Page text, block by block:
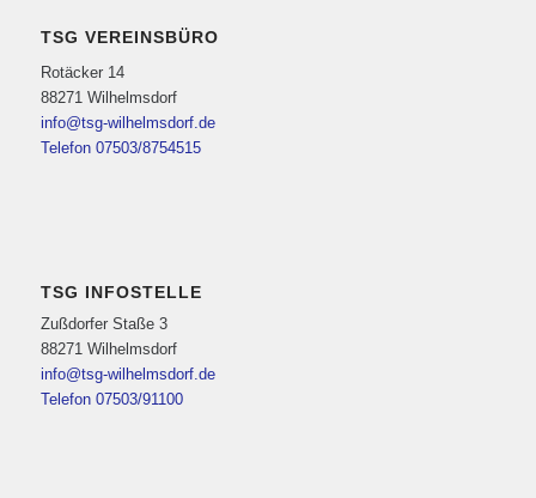
TSG VEREINSBÜRO
Rotäcker 14
88271 Wilhelmsdorf
info@tsg-wilhelmsdorf.de
Telefon 07503/8754515
TSG INFOSTELLE
Zußdorfer Staße 3
88271 Wilhelmsdorf
info@tsg-wilhelmsdorf.de
Telefon 07503/91100